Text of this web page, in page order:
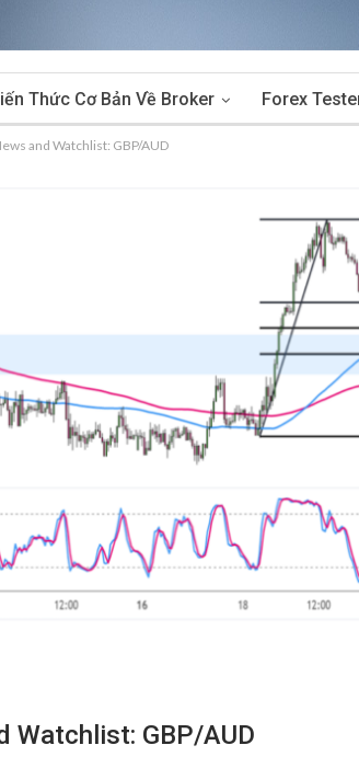
Thức Cơ Bản Về Broker Forex
and Watchlist: GBP/AUD
Watchlist: GBP/AUD